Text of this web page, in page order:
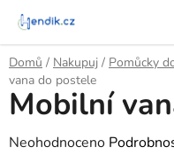
Přejít
obsah
Domů / Nakupuj / Pomůcky
vana do postele
Mobilní
Průměrné
Neohodnoceno